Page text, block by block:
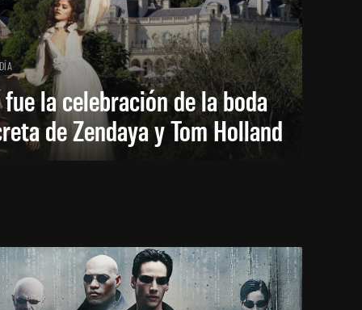
la celebración de la boda
de Zendaya y Tom Holland